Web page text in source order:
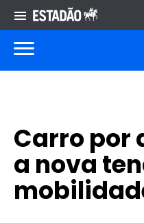
Carro por
a nova